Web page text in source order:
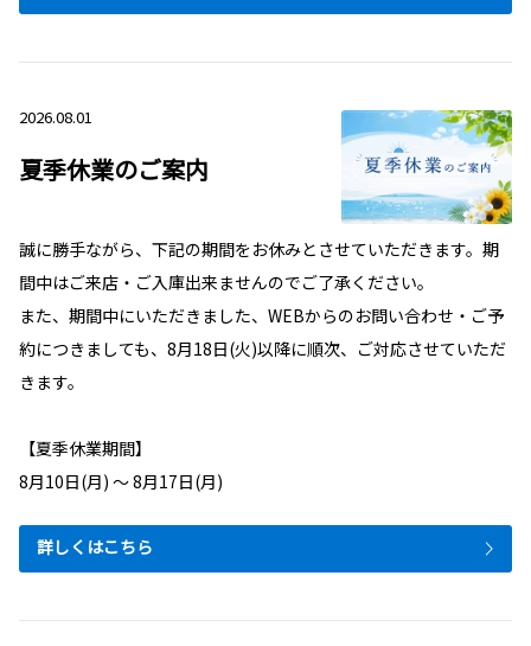
2026.08.01
夏季休業のご案内
誠に勝手ながら、下記の期間をお休みとさせていただきます。期
間中はご来店・ご入庫出来ませんのでご了承ください。
また、期間中にいただきました、WEBからのお問い合わせ・ご予
約につきましても、8月18日(火)以降に順次、ご対応させていただ
きます。
【夏季休業期間】
8月10日(月) ～ 8月17日(月)
詳しくはこちら